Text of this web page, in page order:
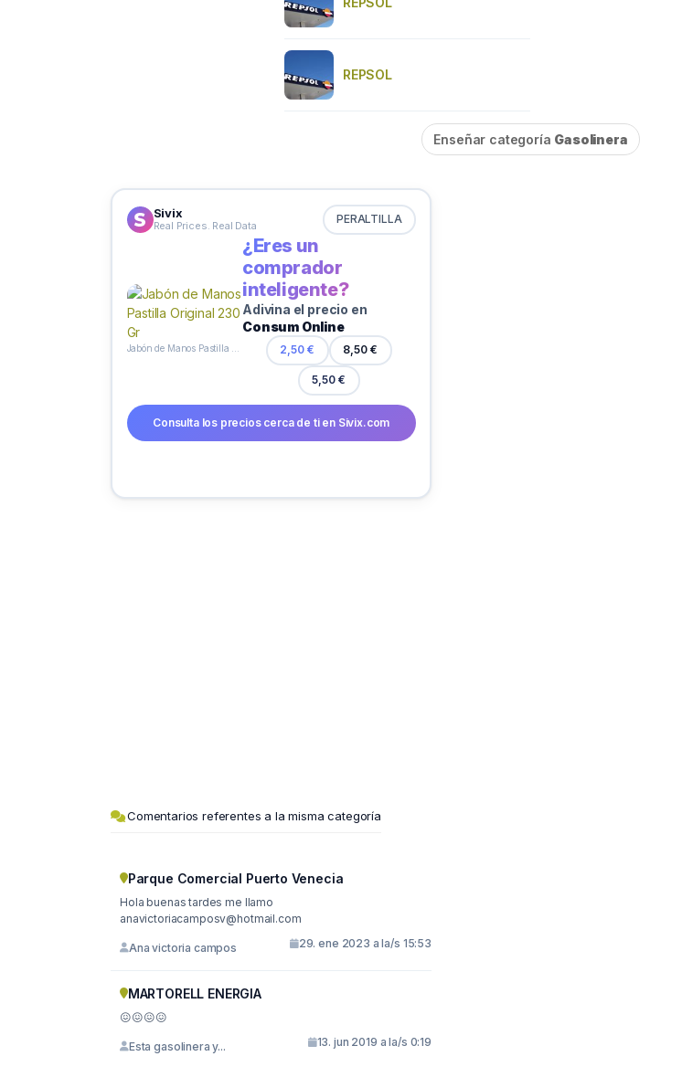
REPSOL
Enseñar categoría Gasolinera
Sivix
Real Prices. Real Data PERALTILLA
¿Eres un
comprador
inteligente?
Adivina el precio en
Consum Online
2,50 € 8,50 €
5,50 €
Consulta los precios cerca de ti en Sivix.com
Comentarios referentes a la misma categoría
Parque Comercial Puerto Venecia
Hola buenas tardes me llamo
anavictoriacamposv@hotmail.com
Ana victoria campos 29. ene 2023 a la/s 15:53
MARTORELL ENERGIA
😖😖😖😖
Esta gasolinera y... 13. jun 2019 a la/s 0:19